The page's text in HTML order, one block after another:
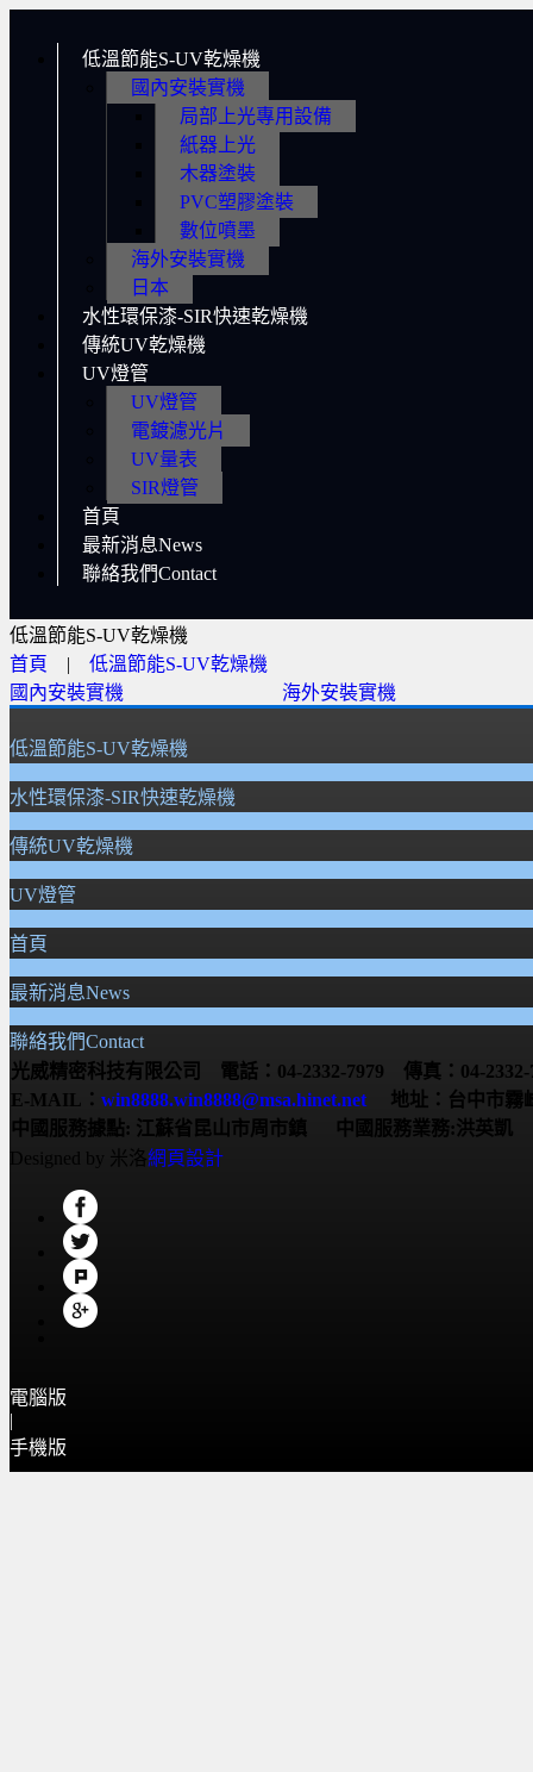
低溫節能S-UV乾燥機
國內安裝實機
局部上光專用設備
紙器上光
木器塗裝
PVC塑膠塗裝
數位噴墨
海外安裝實機
日本
水性環保漆-SIR快速乾燥機
傳統UV乾燥機
UV燈管
UV燈管
電鍍濾光片
UV量表
SIR燈管
首頁
最新消息News
聯絡我們Contact
低溫節能S-UV乾燥機
首頁
| 低溫節能S-UV乾燥機
國內安裝實機
海外安裝實機
低溫節能S-UV乾燥機
水性環保漆-SIR快速乾燥機
傳統UV乾燥機
UV燈管
首頁
最新消息News
聯絡我們Contact
光威精密科技有限公司 電話：04-2332-7979 傳真：04-2332-
E-MAIL： win8888.win8888@msa.hinet.net 地址：台中市霧
中國服務據點: 江蘇省昆山市周市鎮
中國服務業務:洪英凱
Designed by 米洛網頁設計
電腦版
|
手機版